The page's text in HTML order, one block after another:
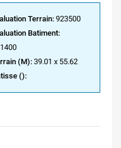
Terrain:923500
Batiment:
(M):39.01 x 55.62
():